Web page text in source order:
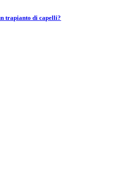
trapianto di capelli?